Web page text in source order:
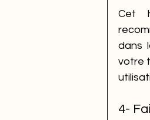
Cet
dans
votre
4-